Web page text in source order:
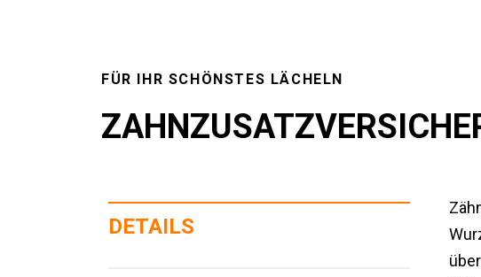
FÜR IHR SCHÖNSTES LÄCHELN
DETAILS